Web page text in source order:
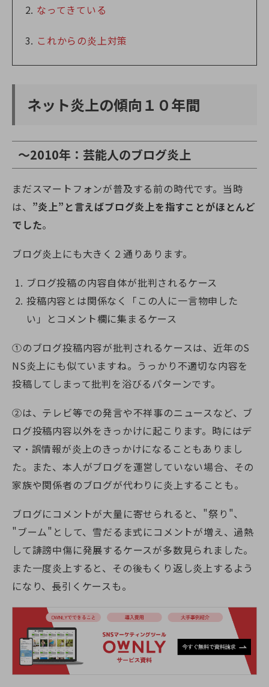
なってきている
これからの炎上対策
ネット炎上の傾向１０年間
～2010年：芸能人のブログ炎上
まだスマートフォンが普及する前の時代です。当時
は、 ”炎上”と言えばブログ炎上を指すことがほとんど
でした。
ブログ炎上にも大きく２通りあります。
ブログ投稿の内容自体が批判されるケース
投稿内容とは関係なく「この人に一言物申した
い」とコメント欄に集まるケース
①のブログ投稿内容が批判されるケースは、近年のS
NS炎上にも似ていますね。うっかり不適切な内容を
投稿してしまって批判を浴びるパターンです。
②は、テレビ等での発言や不祥事のニュースなど、ブ
ログ投稿内容以外をきっかけに起こります。時にはデ
マ・誤情報が炎上のきっかけになることもありまし
た。また、本人がブログを運営していない場合、その
家族や関係者のブログが代わりに炎上することも。
ブログにコメントが大量に寄せられると、"祭り"、
"ブーム"として、雪だるま式にコメントが増え、過熱
して誹謗中傷に発展するケースが多数見られました。
また一度炎上すると、その後もくり返し炎上するよう
になり、長引くケースも。